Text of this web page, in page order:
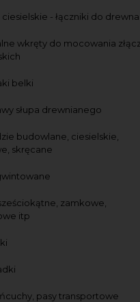
ciesielskie - łączniki do drewna
wkręty do mocowania złącz
belki
słupa drewnianego
budowlane, ciesielskie,
skręcane
zamkowe,
itp
pasy transportowe